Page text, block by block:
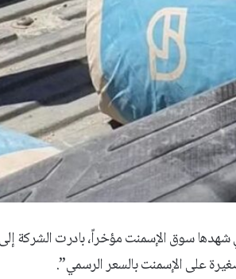
سوق الإسمنت مؤخراً، بادرت الشركة
على الإسمنت بالسعر الرسمي”.